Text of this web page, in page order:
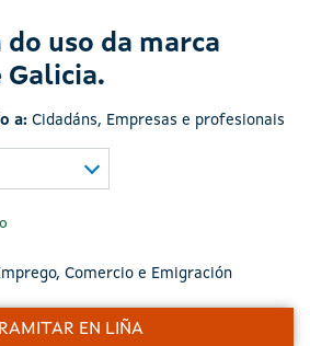
uso da marca
Galicia.
a: Cidadáns, Empresas e profesionais
Comercio e Emigración
EN LIÑA